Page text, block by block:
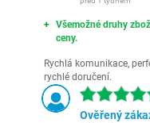
Všemožné druhy
ceny.
Rychlá komunikace,
rychlé doručení.
Ověřený